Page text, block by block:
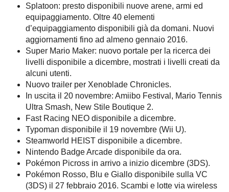
Splatoon: presto disponibili nuove arene, armi ed
equipaggiamento. Oltre 40 elementi
d’equipaggiamento disponibili già da domani. Nuovi
aggiornamenti fino ad almeno gennaio 2016.
Super Mario Maker: nuovo portale per la ricerca dei
livelli disponibile a dicembre, mostrati i livelli creati da
alcuni utenti.
Nuovo trailer per Xenoblade Chronicles.
In uscita il 20 novembre: Amiibo Festival, Mario Tennis
Ultra Smash, New Stile Boutique 2.
Fast Racing NEO disponibile a dicembre.
Typoman disponibile il 19 novembre (Wii U).
Steamworld HEIST disponibile a dicembre.
Nintendo Badge Arcade disponibile da ora.
Pokémon Picross in arrivo a inizio dicembre (3DS).
Pokémon Rosso, Blu e Giallo disponibile sulla VC
(3DS) il 27 febbraio 2016. Scambi e lotte via wireless